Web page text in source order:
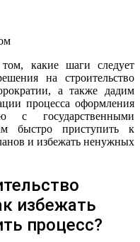
какие шаги следует
на строительство
а также дадим
процесса оформления
с государственными
быстро приступить к
и избежать ненужных
избежать
процесс?